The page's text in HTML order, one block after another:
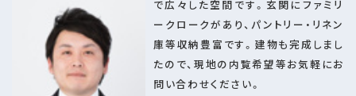
で広々した空間です。玄関にファミリ
ークロークがあり、パントリー・リネン
庫等収納豊富です。建物も完成しまし
たので、現地の内覧希望等お気軽にお
問い合わせください。